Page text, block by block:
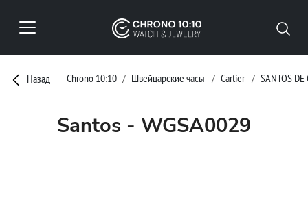
Назад Chrono 10:10 Швейцарские часы Cartier SANTOS DE
Santos - WGSA0029